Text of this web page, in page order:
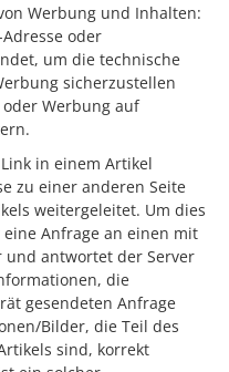
Werbung und Inhalten:
oder
um die technische
sicherzustellen
Werbung auf
in einem Artikel
zu einer anderen Seite
weitergeleitet. Um dies
Anfrage an einen mit
und antwortet der Server
die
gesendeten Anfrage
Bilder, die Teil des
sind, korrekt